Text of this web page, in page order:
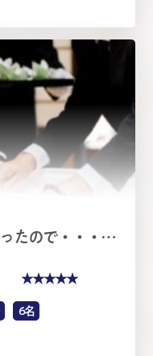
以前葬儀を行ったことがあったので・・・・家族葬1日（仏式）
★★★★★
6名